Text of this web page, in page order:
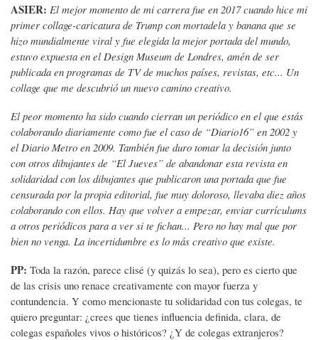
ASIER: El mejor momento de mi carrera fue en 2017 cuando hice mi
primer collage-caricatura de Trump con mortadela y banana que se
hizo mundialmente viral y fue elegida la mejor portada del mundo,
estuvo expuesta en el Design Museum de Londres, amén de ser
publicada en programas de TV de muchos países, revistas, etc... Un
collage que me descubrió un nuevo camino creativo.
El peor momento ha sido cuando cierran un periódico en el que estás
colaborando diariamente como fue el caso de “Diario16” en 2002 y
el Diario Metro en 2009. También fue duro tomar la decisión junto
con otros dibujantes de “El Jueves” de abandonar esta revista en
solidaridad con los dibujantes que publicaron una portada que fue
censurada por la propia editorial, fue muy doloroso, llevaba diez años
colaborando con ellos. Hay que volver a empezar, enviar currículums
a otros periódicos para a ver si te fichan... Pero no hay mal que por
bien no venga. La incertidumbre es lo más creativo que existe.
PP: Toda la razón, parece clisé (y quizás lo sea), pero es cierto que
de las crisis uno renace creativamente con mayor fuerza y
contundencia. Y como mencionaste tu solidaridad con tus colegas, te
quiero preguntar: ¿crees que tienes influencia definida, clara, de
colegas españoles vivos o históricos? ¿Y de colegas extranjeros?